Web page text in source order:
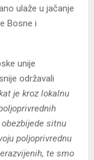
ulaže u jačanje
Bosne i
unije
održavali
je kroz lokalnu
sitnu
poljoprivrednu
te smo